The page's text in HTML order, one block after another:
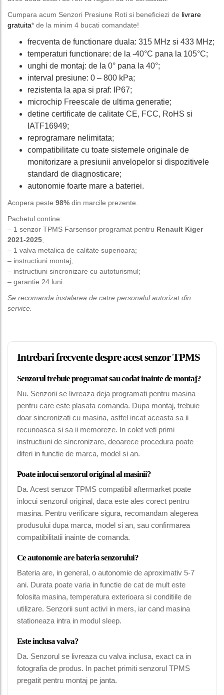
Cumpara acum Senzori Presiune Roti si beneficiezi de livrare
gratuita* de la minim 4 bucati comandate!
frecventa de functionare duala: 315 MHz si 433 MHz;
temperaturi functionare: de la -40°C pana la 105°C;
unghi de montaj: de la 0° pana la 40°;
interval presiune: 0 – 800 kPa;
rezistenta la apa si praf: IP67;
microchip Freescale de ultima generatie;
detine certificate de calitate CE, FCC, RoHS si
IATF16949;
reprogramare nelimitata;
compatibilitate cu toate sistemele originale de
monitorizare a presiunii anvelopelor si dispozitivele
standard de diagnosticare;
autonomie foarte mare a bateriei.
Acopera peste 98% din marcile prezente.
Pachetul contine:
– 1 senzor TPMS Farsensor programat pentru Renault Kiger
2021-2025;
– 1 valva metalica de calitate superioara;
– instructiuni montaj;
– instructiuni sincronizare cu autoturismul;
– garantie 24 luni.
Se recomanda instalarea de catre personalul autorizat din
service.
Intrebari frecvente despre acest senzor TPMS
Senzorul trebuie programat sau codat inainte de montaj?
Nu. Senzorii se livreaza deja programati pentru masina
pentru care este plasata comanda. Dupa montaj, trebuie
doar sincronizati cu masina, astfel incat aceasta sa ii
recunoasca si sa ii memoreze. In colet veti primi
instructiuni de sincronizare, deoarece procedura poate
diferi in functie de marca, model si an.
Poate inlocui senzorul original al masinii?
Da. Acest senzor TPMS compatibil aftermarket poate
inlocui senzorul original, daca este ales corect pentru
masina. Pentru verificare sigura, recomandam alegerea
produsului dupa marca, model si an, sau confirmarea
compatibilitatii inainte de comanda.
Ce autonomie are bateria senzorului?
Bateria are, in general, o autonomie de aproximativ 5-7
ani. Durata poate varia in functie de cat de mult este
folosita masina, temperatura exterioara si conditiile de
utilizare. Senzorii sunt activi in mers, iar cand masina
stationeaza intra in modul sleep.
Este inclusa valva?
Da. Senzorul se livreaza cu valva inclusa, exact ca in
fotografia de produs. In pachet primiti senzorul TPMS
pregatit pentru montaj pe janta.